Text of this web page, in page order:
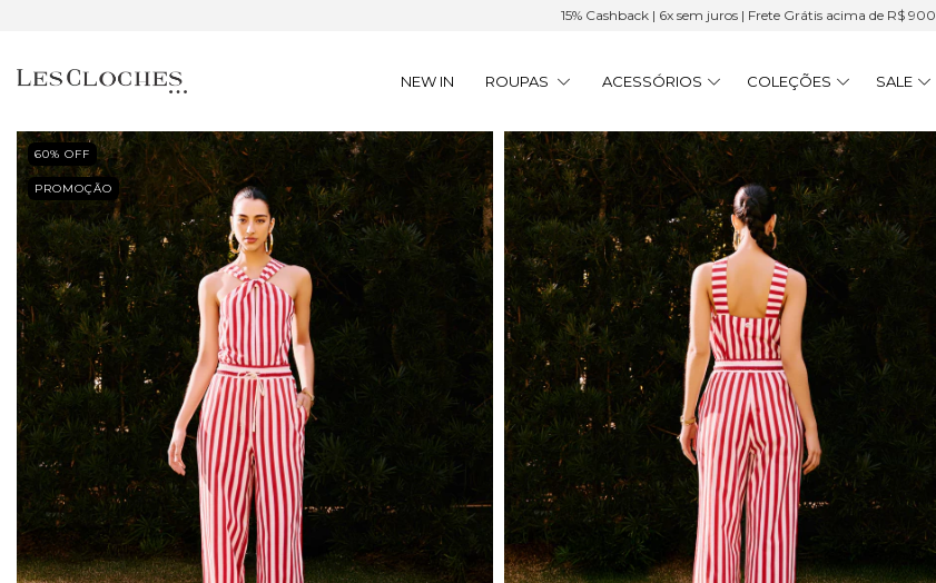
15% Cashback | 6x sem juros | Frete Grátis acima de R$ 900
NEW IN ROUPAS ACESSÓRIOS COLEÇÕES SALE
60% OFF
PROMOÇÃO